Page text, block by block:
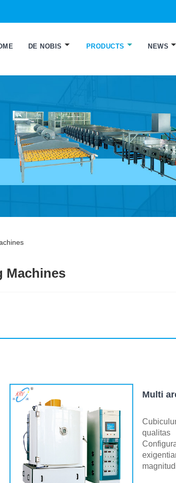
DE NOBIS PRODUCTS NEWS
Machines
Multi